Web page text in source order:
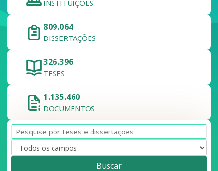
INSTITUIÇÕES
809.064
DISSERTAÇÕES
326.396
TESES
1.135.460
DOCUMENTOS
Buscar